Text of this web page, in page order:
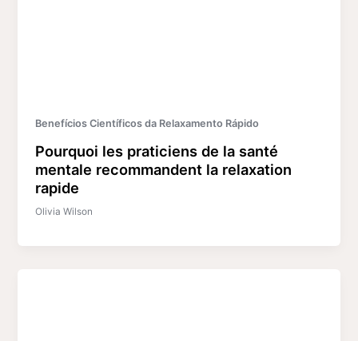
Benefícios Científicos da Relaxamento Rápido
Pourquoi les praticiens de la santé
mentale recommandent la relaxation
rapide
Olivia Wilson